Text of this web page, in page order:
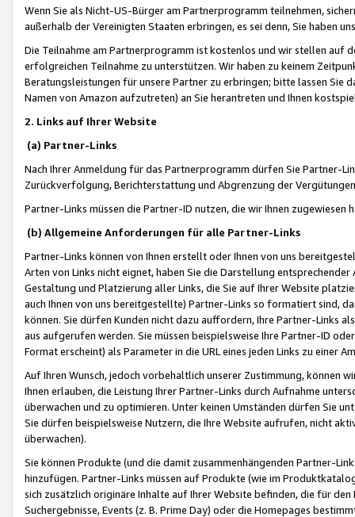
Wenn Sie als Nicht-US-Bürger am Partnerprogramm teilnehmen,
außerhalb der Vereinigten Staaten erbringen, es sei denn, Sie haben
Die Teilnahme am Partnerprogramm ist kostenlos und wir stellen auf
erfolgreichen Teilnahme zu unterstützen. Wir haben zu keinem
Beratungsleistungen für unsere Partner zu erbringen; bitte lassen Sie
Namen von Amazon aufzutreten) an Sie herantreten und Ihnen
2. Links auf Ihrer Website
(a) Partner-Links
Nach Ihrer Anmeldung für das Partnerprogramm dürfen Sie Partner-
Zurückverfolgung, Berichterstattung und Abgrenzung der
Partner-Links müssen die Partner-ID nutzen, die wir Ihnen zugewiesen
(b) Allgemeine Anforderungen für alle Partner-Links
Partner-Links können von Ihnen erstellt oder Ihnen von uns
Arten von Links nicht eignet, haben Sie die Darstellung
Gestaltung und Platzierung aller Links, die Sie auf Ihrer Website
auch Ihnen von uns bereitgestellte) Partner-Links so formatiert sind,
können. Sie dürfen Kunden nicht dazu auffordern, Ihre Partner-Links
aus aufgerufen werden. Sie müssen beispielsweise Ihre Partner-ID
Format erscheint) als Parameter in die URL eines jeden Links zu einer
Auf Ihren Wunsch, jedoch vorbehaltlich unserer Zustimmung, können
Ihnen erlauben, die Leistung Ihrer Partner-Links durch Aufnahme
überwachen und zu optimieren. Unter keinen Umständen dürfen Sie
Sie dürfen beispielsweise Nutzern, die Ihre Website aufrufen, nicht
überwachen).
Sie können Produkte (und die damit zusammenhängenden Partner-
hinzufügen. Partner-Links müssen auf Produkte (wie im
sich zusätzlich originäre Inhalte auf Ihrer Website befinden, die für
Suchergebnisse, Events (z. B. Prime Day) oder die Homepages